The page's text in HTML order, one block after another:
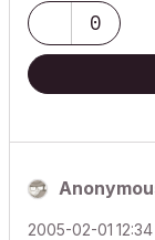
0
‎2005-02-01